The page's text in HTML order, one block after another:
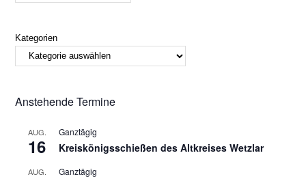
Kategorien
Anstehende Termine
AUG.
16
Ganztägig
Kreiskönigsschießen des Altkreises Wetzlar
AUG. Ganztägig